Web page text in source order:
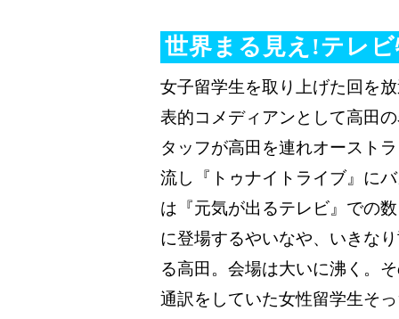
世界まる見え!テレ
女子留学生を取り上げた回を
表的コメディアンとして高田
タッフが高田を連れオースト
流し『トゥナイトライブ』に
は『元気が出るテレビ』での
に登場するやいなや、いきな
る高田。会場は大いに沸く。
通訳をしていた女性留学生そ